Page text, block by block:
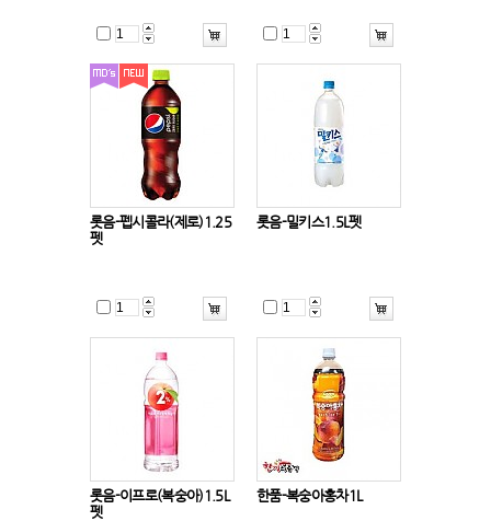
롯음-펩시콜라(제로)1.25
펫
롯음-밀키스1.5L펫
롯음-이프로(복숭아)1.5L
펫
한품-복숭아홍차1L